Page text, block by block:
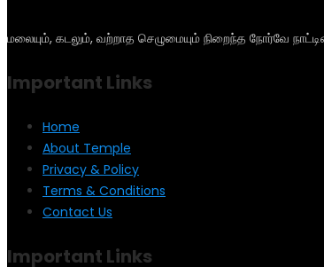
மலையும், கடலும், வற்றாத செழுமையும் நிறைந்த நோர்வே
Important Links
Home
About Temple
Privacy & Policy
Terms & Conditions
Contact Us
Important Links